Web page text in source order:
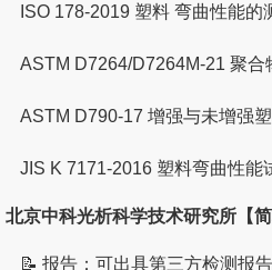
ISO 178-2019 塑料 弯曲性能的
ASTM D7264/D7264M-21 聚
ASTM D790-17 增强与未增强
JIS K 7171-2016 塑料弯曲性能
北京中科光析科学技术研究所【
📝 报告：可出具第三方检测报